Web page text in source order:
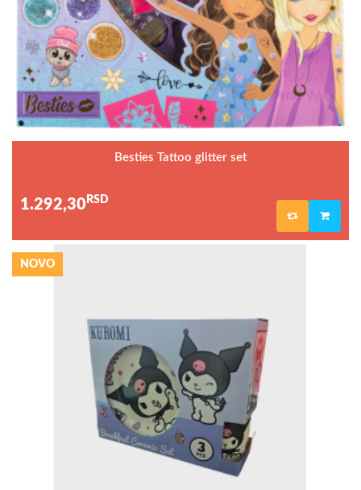
Besties Tattoo glitter set
1.292,30 RSD
NOVO